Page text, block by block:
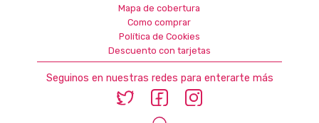
Mapa de cobertura
Como comprar
Política de Cookies
Descuento con tarjetas
Seguinos en nuestras redes para enterarte más